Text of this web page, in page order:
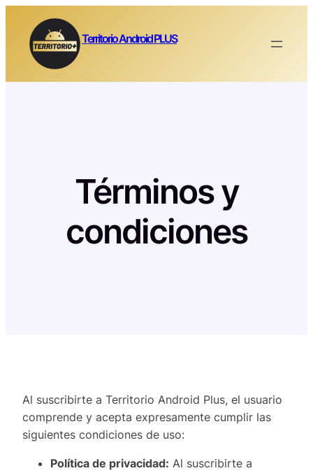
contenido
Territorio Android PLUS
Términos y
condiciones
Al suscribirte a Territorio Android Plus, el usuario
comprende y acepta expresamente cumplir las
siguientes condiciones de uso:
Política de privacidad: Al suscribirte a